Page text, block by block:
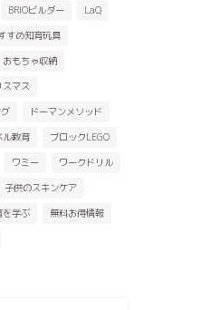
BRIOビルダー
LaQ
すめ知育玩具
おもちゃ収納
スマス
ドーマンメソッド
ル教育
ブロックLEGO
ワミー
ワークドリル
子供のスキンケア
を学ぶ
無料お得情報